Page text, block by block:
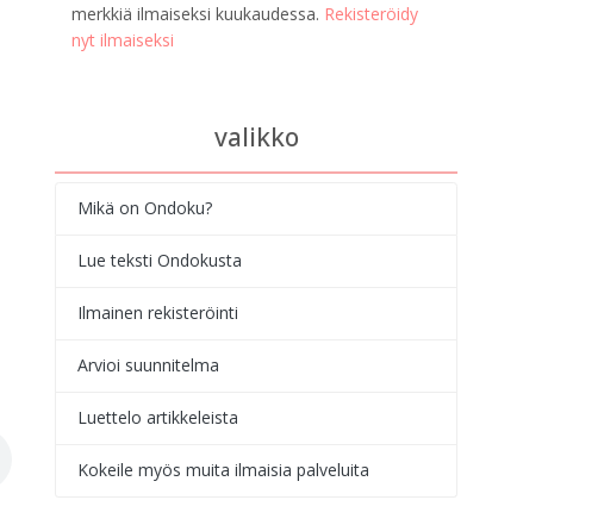
merkkiä ilmaiseksi kuukaudessa. Rekisteröidy
nyt ilmaiseksi
valikko
Mikä on Ondoku?
Lue teksti Ondokusta
Ilmainen rekisteröinti
Arvioi suunnitelma
Luettelo artikkeleista
Kokeile myös muita ilmaisia palveluita